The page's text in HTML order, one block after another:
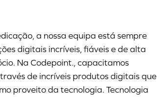
a nossa equipa está sempre
digitais incríveis, fiáveis e de alta
Na Codepoint., capacitamos
de incríveis produtos digitais que
proveito da tecnologia. Tecnologia